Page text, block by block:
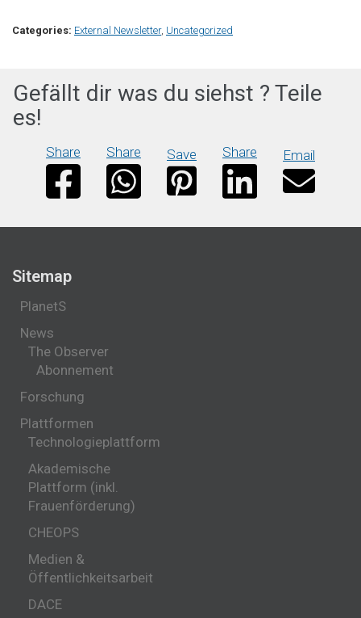
Categories: External Newsletter, Uncategorized
Gefällt dir was du siehst ? Teile
es!
Share Share Save Share Email
Sitemap
PlanetS
News
The Observer
Abonnement
Forschung
Plattformen
Technologieplattform
Akademische
Plattform (inkl.
Frauenförderung)
CHEOPS
Medien &
Öffentlichkeitsarbeit
DACE